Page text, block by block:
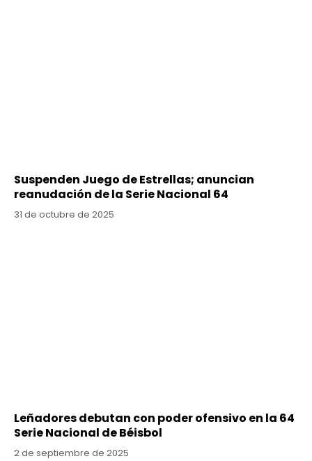
Suspenden Juego de Estrellas; anuncian
reanudación de la Serie Nacional 64
31 de octubre de 2025
Leñadores debutan con poder ofensivo en la 64
Serie Nacional de Béisbol
2 de septiembre de 2025